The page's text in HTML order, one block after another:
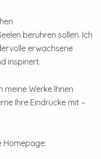
berühren sollen. Ich
erwachsene
inspiriert.
meine Werke Ihnen
Ihre Eindrücke mit –
Homepage: